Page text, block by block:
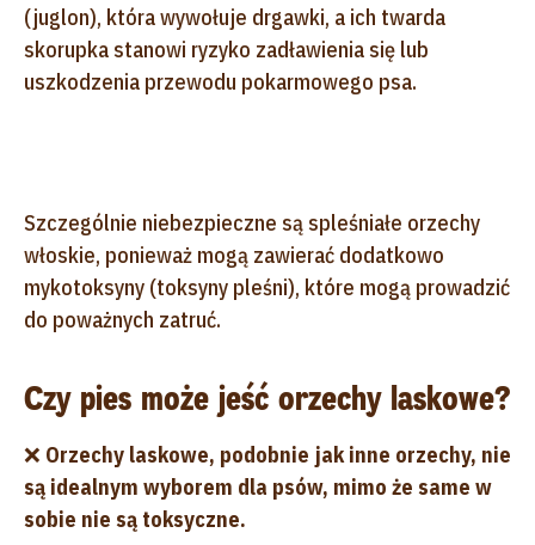
(juglon), która wywołuje drgawki, a ich twarda
skorupka stanowi ryzyko zadławienia się lub
uszkodzenia przewodu pokarmowego psa.
Szczególnie niebezpieczne są spleśniałe orzechy
włoskie, ponieważ mogą zawierać dodatkowo
mykotoksyny (toksyny pleśni), które mogą prowadzić
do poważnych zatruć.
Czy pies może jeść orzechy laskowe?
❌ Orzechy laskowe, podobnie jak inne orzechy, nie
są idealnym wyborem dla psów, mimo że same w
sobie nie są toksyczne.